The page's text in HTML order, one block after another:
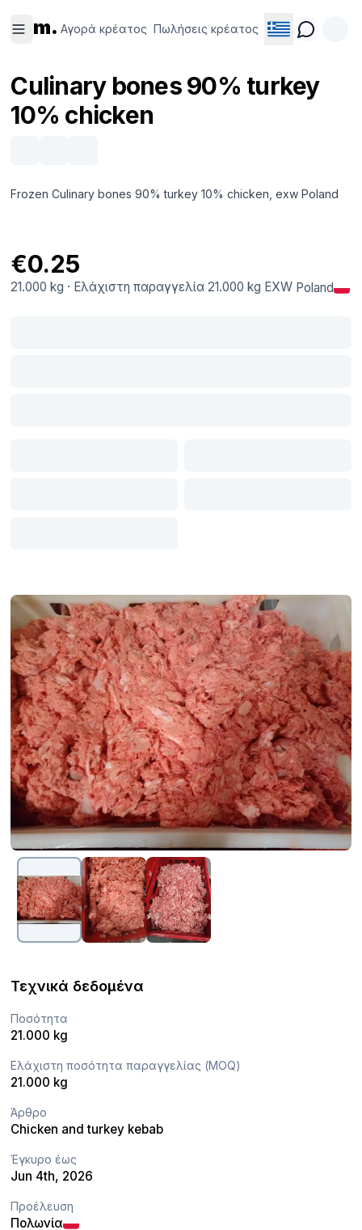
m. Αγορά κρέατος Πωλήσεις κρέατος
κρέατος κρέατος
Culinary bones 90% turkey
10% chicken
Frozen Culinary bones 90% turkey 10% chicken, exw Poland
€0.25
21.000 kg · Ελάχιστη παραγγελία 21.000 kg EXW Poland
Τεχνικά δεδομένα
Ποσότητα
21.000 kg
Ελάχιστη ποσότητα παραγγελίας (MOQ)
21.000 kg
Άρθρο
Chicken and turkey kebab
Έγκυρο έως
Jun 4th, 2026
Προέλευση
Πολωνία